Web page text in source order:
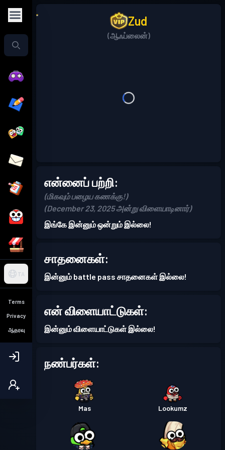
TA
Terms
Privacy
ஆதரவு
Zud
(ஆஃப்லைன்)
என்னைப் பற்றி:
(மிகவும் பழைய கணக்கு!)
(December 23, 2025 அன்று விளையாடினார்)
இங்கே இன்னும் ஒன்றும் இல்லை!
சாதனைகள்:
இன்னும் battle pass சாதனைகள் இல்லை!
என் விளையாட்டுகள்:
இன்னும் விளையாட்டுகள் இல்லை!
நண்பர்கள்:
Mas Lookumz